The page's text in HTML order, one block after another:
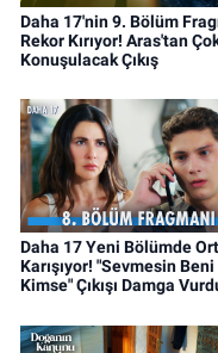
Daha 17'nin 9. Bölüm
Rekor Kırıyor! Aras'tan
Konuşulacak Çıkış
Daha 17 Yeni Bölümde
Karışıyor! "Sevmesin Beni
Kimse" Çıkışı Damga